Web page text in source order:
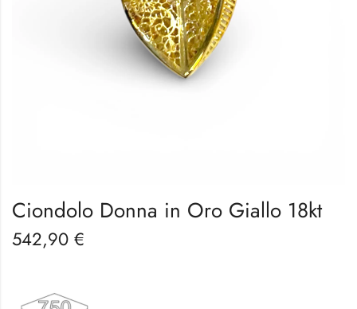
Ciondolo Donna in Oro Giallo 18kt
542,90 €